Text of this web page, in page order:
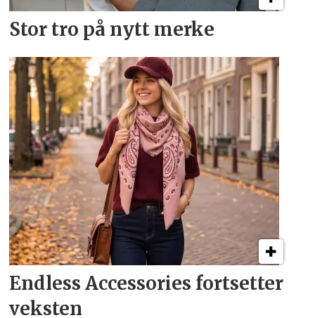
Stor tro på nytt merke
Endless Accessories fortsetter
veksten